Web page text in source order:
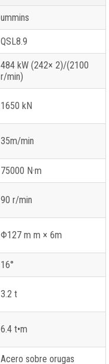
ummins
QSL8.9
484 kW (242× 2)/(2100
r/min)
1650 kN
35m/min
75000 N·m
90 r/min
Φ127 m m × 6m
16°
3.2 t
6.4 t•m
Acero sobre orugas